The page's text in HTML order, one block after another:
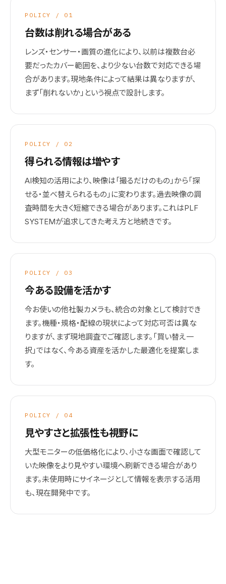
POLICY / 01
台数は削れる場合がある
レンズ・センサー・画質の進化により、以前は複数台必
要だったカバー範囲を、より少ない台数で対応できる場
合があります。現地条件によって結果は異なりますが、
まず「削れないか」という視点で設計します。
POLICY / 02
得られる情報は増やす
AI検知の活用により、映像は「撮るだけのもの」から「探
せる・並べ替えられるもの」に変わります。過去映像の調
査時間を大きく短縮できる場合があります。これはPLF
SYSTEMが追求してきた考え方と地続きです。
POLICY / 03
今ある設備を活かす
今お使いの他社製カメラも、統合の対象として検討でき
ます。機種・規格・配線の現状によって対応可否は異な
りますが、まず現地調査でご確認します。「買い替え一
択」ではなく、今ある資産を活かした最適化を提案しま
す。
POLICY / 04
見やすさと拡張性も視野に
大型モニターの低価格化により、小さな画面で確認して
いた映像をより見やすい環境へ刷新できる場合があり
ます。未使用時にサイネージとして情報を表示する活用
も、現在開発中です。